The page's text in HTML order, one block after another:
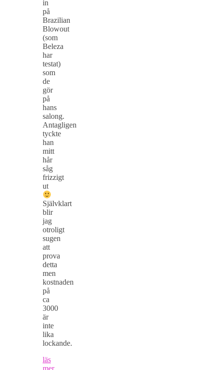
in
på
Brazilian
Blowout
(som
Beleza
har
testat)
som
de
gör
på
hans
salong.
Antagligen
tyckte
han
mitt
hår
såg
frizzigt
ut
Självklart
blir
jag
otroligt
sugen
att
prova
detta
men
kostnaden
på
ca
3000
är
inte
lika
lockande.
läs
mer